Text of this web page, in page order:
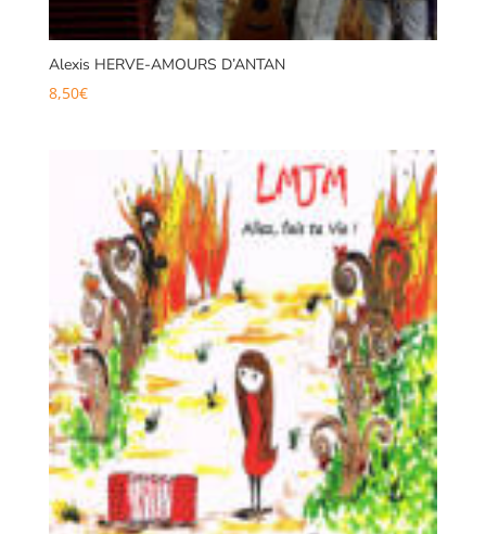
Alexis HERVE-AMOURS D’ANTAN
8,50€